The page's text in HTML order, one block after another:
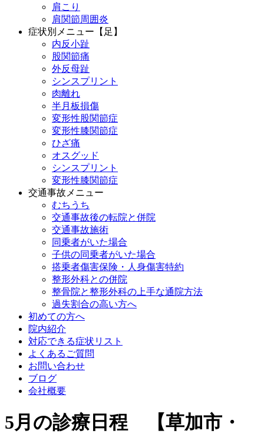
肩こり
肩関節周囲炎
症状別メニュー【足】
内反小趾
股関節痛
外反母趾
シンスプリント
肉離れ
半月板損傷
変形性股関節症
変形性膝関節症
ひざ痛
オスグッド
シンスプリント
変形性膝関節症
交通事故メニュー
むちうち
交通事故後の転院と併院
交通事故施術
同乗者がいた場合
子供の同乗者がいた場合
搭乗者傷害保険・人身傷害特約
整形外科との併院
整骨院と整形外科の上手な通院方法
過失割合の高い方へ
初めての方へ
院内紹介
対応できる症状リスト
よくあるご質問
お問い合わせ
ブログ
会社概要
5月の診療日程 【草加市・